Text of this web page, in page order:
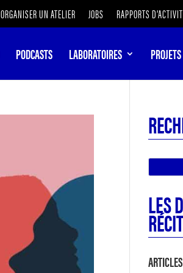
ORGANISER UN ATELIER JOBS RAPPORTS
PODCASTS LABORATOIRES PROJETS
LES